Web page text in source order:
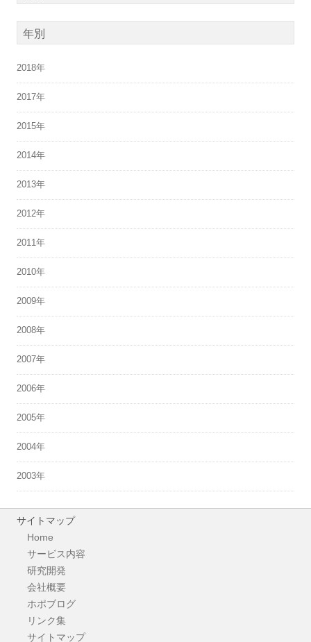
年別
2018年
2017年
2015年
2014年
2013年
2012年
2011年
2010年
2009年
2008年
2007年
2006年
2005年
2004年
2003年
サイトマップ
Home
サービス内容
研究開発
会社概要
ホポブログ
リンク集
サイトマップ